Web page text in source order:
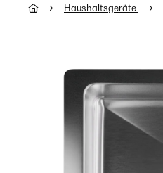
Haushaltsgeräte